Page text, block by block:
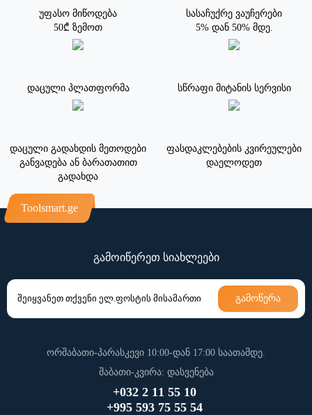
უფასო მიწოდება
50₾ ზემოთ
სასაჩუქრე ვაუჩერები
5% დან 50% მდე.
დაცული პლათფორმა სწრაფი მიტანის სერვისი
დაცული გადახდის მეთოდები
განვადება ან ბარათათით
გადახდა
ფასდაკლებების კვირეულები
დაელოდეთ
Toolsmart.ge
გამოიწერეთ სიახლეები
გამოწერა
ორშაბათი-პარასკევი 10:00-დან 17:00 საათამდე.
შაბათი-კვირა: დასვენება
+032 2 11 55 10
+995 593 75 55 54